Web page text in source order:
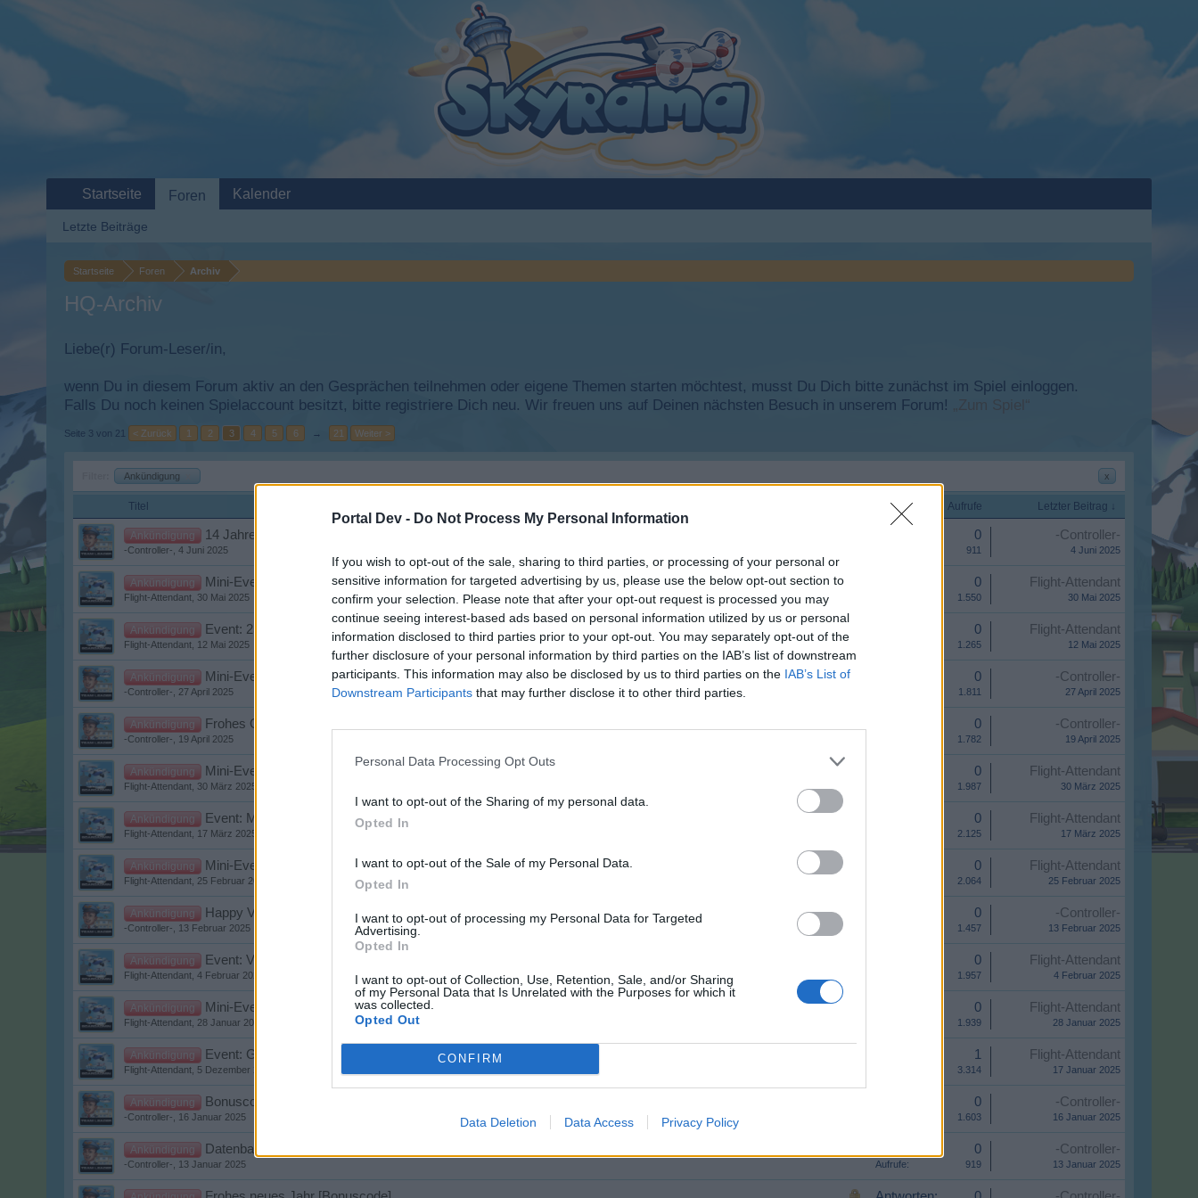
Portal Dev - Do Not Process My Personal Information
If you wish to opt-out of the sale, sharing to third parties, or processing of your personal or
sensitive information for targeted advertising by us, please use the below opt-out section to
confirm your selection. Please note that after your opt-out request is processed you may
continue seeing interest-based ads based on personal information utilized by us or personal
information disclosed to third parties prior to your opt-out. You may separately opt-out of the
further disclosure of your personal information by third parties on the IAB’s list of downstream
participants. This information may also be disclosed by us to third parties on the IAB’s List of
Downstream Participants that may further disclose it to other third parties.
Personal Data Processing Opt Outs
I want to opt-out of the Sharing of my personal data.
Opted In
I want to opt-out of the Sale of my Personal Data.
Opted In
I want to opt-out of processing my Personal Data for Targeted
Advertising.
Opted In
I want to opt-out of Collection, Use, Retention, Sale, and/or Sharing
of my Personal Data that Is Unrelated with the Purposes for which it
was collected.
Opted Out
CONFIRM
Data Deletion Data Access Privacy Policy
Startseite Foren Archiv
HQ-Archiv
Liebe(r) Forum-Leser/in,
wenn Du in diesem Forum aktiv an den Gesprächen teilnehmen oder eigene Themen starten möchtest, musst Du Dich bitte zunächst im Spiel einloggen.
Falls Du noch keinen Spielaccount besitzt, bitte registriere Dich neu. Wir freuen uns auf Deinen nächsten Besuch in unserem Forum! „Zum Spiel“
Seite 3 von 21 < Zurück 1 2 3 4 5 6 → 21 Weiter >
Ankündigung x
Titel Antworten Aufrufe Letzter Beitrag ↓
Ankündigung 14 Jahre Skyrama - Gewinnspiel
-Controller- 4 Juni 2025
0
911
-Controller-
4 Juni 2025
Ankündigung Mini-Events im Juni 2025
Flight-Attendant 30 Mai 2025
0
1.550
Flight-Attendant
30 Mai 2025
Ankündigung Event: 25. Flashback-Event
Flight-Attendant 12 Mai 2025
0
1.265
Flight-Attendant
12 Mai 2025
Ankündigung Mini-Events im Mai 2025
-Controller- 27 April 2025
0
1.811
-Controller-
27 April 2025
Ankündigung Frohes Ostern (Bonuscode)
-Controller- 19 April 2025
0
1.782
-Controller-
19 April 2025
Ankündigung Mini-Events im April 2025
Flight-Attendant 30 März 2025
0
1.987
Flight-Attendant
30 März 2025
Ankündigung Event: Most Wanted 2025
Flight-Attendant 17 März 2025
0
2.125
Flight-Attendant
17 März 2025
Ankündigung Mini-Events im März 2025
Flight-Attendant 25 Februar 2025
0
2.064
Flight-Attendant
25 Februar 2025
Ankündigung Happy Valentine's Tag!
-Controller- 13 Februar 2025
0
1.457
-Controller-
13 Februar 2025
Ankündigung Event: Valentins Wochen 2025
Flight-Attendant 4 Februar 2025
0
1.957
Flight-Attendant
4 Februar 2025
Ankündigung Mini-Events im Februar 2025
Flight-Attendant 28 Januar 2025
0
1.939
Flight-Attendant
28 Januar 2025
Ankündigung Event: Galaktische Wochen bei Skyrama
Flight-Attendant 5 Dezember 2024
1
3.314
Flight-Attendant
17 Januar 2025
Ankündigung Bonuscocde
-Controller- 16 Januar 2025
0
1.603
-Controller-
16 Januar 2025
Ankündigung Datenbank Update
-Controller- 13 Januar 2025
0
Aufrufe: 919
-Controller-
13 Januar 2025
Startseite Foren
Letzte Beiträge
Kalender